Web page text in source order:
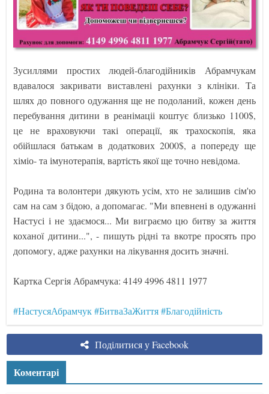
Зусиллями простих людей-благодійників Абрамчукам
вдавалося закривати виставлені рахунки з клініки. Та
шлях до повного одужання ще не подоланий, кожен день
перебування дитини в реанімаціі коштує близько 1100$,
це не враховуючи такі операції, як трахоскопія, яка
обійшлася батькам в додаткових 2000$, а попереду ще
хіміо- та імунотерапія, вартість якої ще точно невідома.
Родина та волонтери дякують усім, хто не залишив сім'ю
сам на сам з бідою, а допомагає. "Ми впевнені в одужанні
Настусі і не здаємося... Ми виграємо цю битву за життя
коханої дитини...", - пишуть рідні та вкотре просять про
допомогу, адже рахунки на лікування досить значні.
Картка Сергія Абрамчука: 4149 4996 4811 1977
#НастусяАбрамчук #БитваЗаЖиття #Благодійність
Поділитися у Facebook
Коментарі